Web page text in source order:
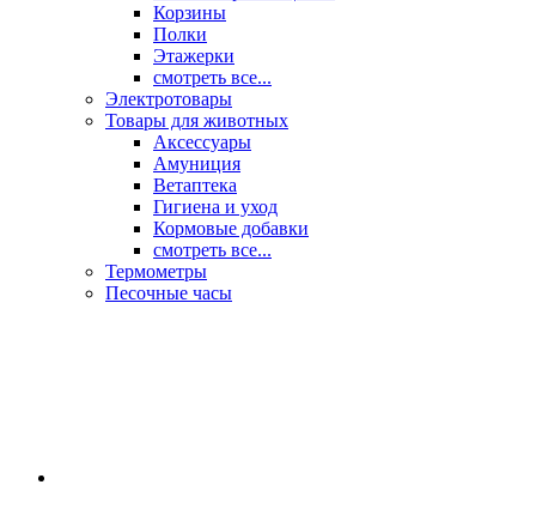
Корзины
Полки
Этажерки
смотреть все...
Электротовары
Товары для животных
Аксессуары
Амуниция
Ветаптека
Гигиена и уход
Кормовые добавки
смотреть все...
Термометры
Песочные часы